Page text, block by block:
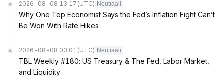
2026-08-08 13:17 (UTC) Neutraali
Why One Top Economist Says the Fed’s Inflation Fight Can’t
Be Won With Rate Hikes
2026-08-08 03:01 (UTC) Neutraali
TBL Weekly #180: US Treasury & The Fed, Labor Market,
and Liquidity